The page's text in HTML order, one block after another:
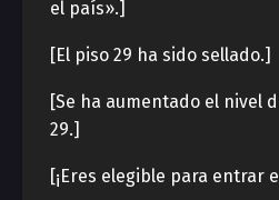
el país».]
[El piso 29 ha sido sellado.]
[Se ha aumentado el nivel
29.]
[¡Eres elegible para entrar